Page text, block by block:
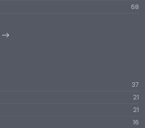
68
37
21
21
16